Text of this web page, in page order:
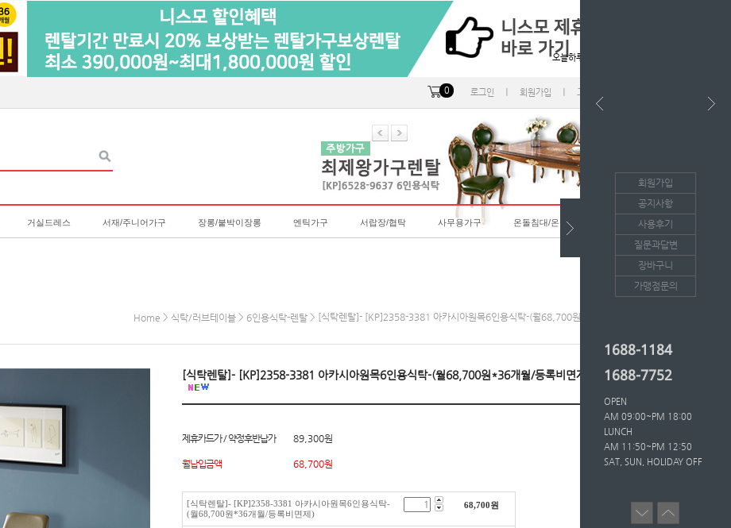
오늘하루 열지않음
0 로그인 회원가입 고객센터
거실드레스 서재/주니어가구 장롱/붙박이장롱 엔틱가구 서랍장/협탁 사무용가구 온돌침대/온돌소파
Home > 식탁/러브테이블 > 6인용식탁-렌탈 > [식탁렌탈]- [KP]2358-3381 아카시아원목6인용식탁-(월68,700원*36개월/등록비면제)
[식탁렌탈]- [KP]2358-3381 아카시아원목6인용식탁-(월68,700원*36개월/등록비면제)
제휴카드가 / 약정후반납가 89,300원
월납입금액 68,700원
[식탁렌탈]- [KP]2358-3381 아카시아원목6인용식탁-
(월68,700원*36개월/등록비면제)
68,700원
회원가입
공지사항
사용후기
질문과답변
장바구니
가맹점문의
1688-1184
1688-7752
OPEN
AM 09:00~PM 18:00
LUNCH
AM 11:50~PM 12:50
SAT, SUN, HOLIDAY OFF